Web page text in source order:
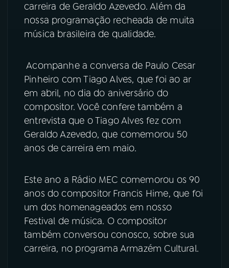
carreira de Geraldo Azevedo. Além da
nossa programação recheada de muita
música brasileira de qualidade.
Acompanhe a conversa de Paulo Cesar
Pinheiro com Tiago Alves, que foi ao ar
em abril, no dia do aniversário do
compositor. Você confere também a
entrevista que o Tiago Alves fez com
Geraldo Azevedo, que comemorou 50
anos de carreira em maio.
Este ano a Rádio MEC comemorou os 90
anos do compositor Francis Hime, que foi
um dos homenageados em nosso
Festival de música. O compositor
também conversou conosco, sobre sua
carreira, no programa Armazém Cultural.